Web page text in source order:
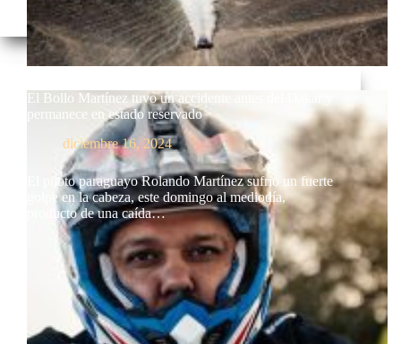
El Bollo Martínez tuvo un accidente antes del Dakar y
permanece en estado reservado
diciembre 16, 2024
El piloto paraguayo Rolando Martínez sufrió un fuerte
golpe en la cabeza, este domingo al mediodía,
producto de una caída…